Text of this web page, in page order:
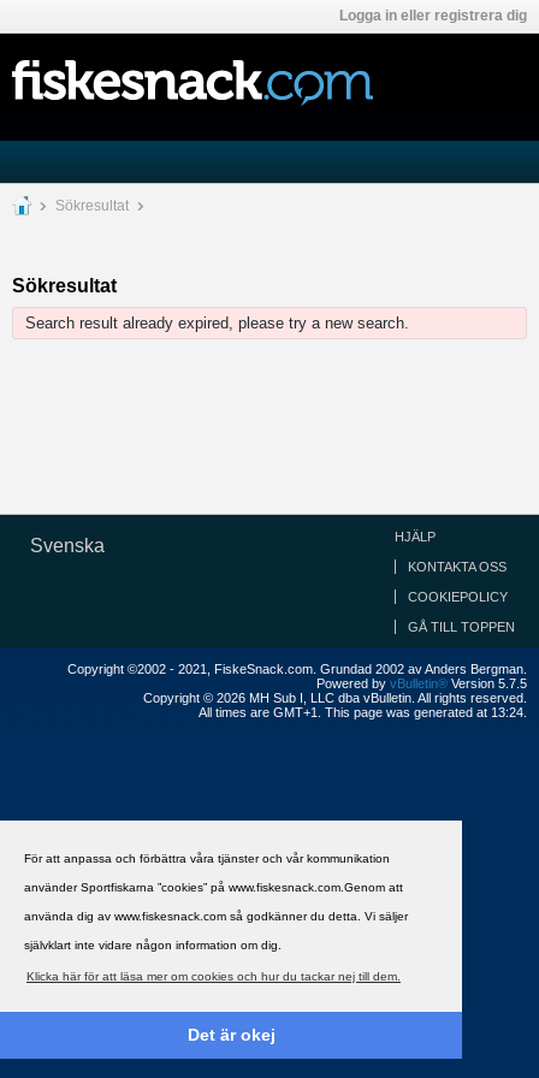
För att anpassa och förbättra våra tjänster och vår kommunikation
använder Sportfiskarna ”cookies” på www.fiskesnack.com.Genom att
använda dig av www.fiskesnack.com så godkänner du detta. Vi säljer
självklart inte vidare någon information om dig.
Klicka här för att läsa mer om cookies och hur du tackar nej till dem.
Det är okej
Logga in eller registrera dig
Sökresultat
Sökresultat
Search result already expired, please try a new search.
Svenska HJÄLP
KONTAKTA OSS
COOKIEPOLICY
GÅ TILL TOPPEN
Copyright ©2002 - 2021, FiskeSnack.com. Grundad 2002 av Anders Bergman.
Powered by vBulletin® Version 5.7.5
Copyright © 2026 MH Sub I, LLC dba vBulletin. All rights reserved.
All times are GMT+1. This page was generated at 13:24.